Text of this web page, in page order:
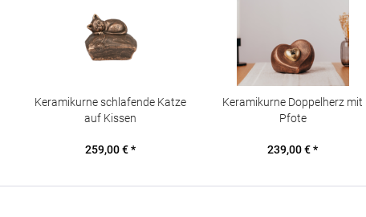
Keramikurne schlafende Katze
auf Kissen
259,00 € *
Keramikurne Doppelherz mit
Pfote
239,00 € *